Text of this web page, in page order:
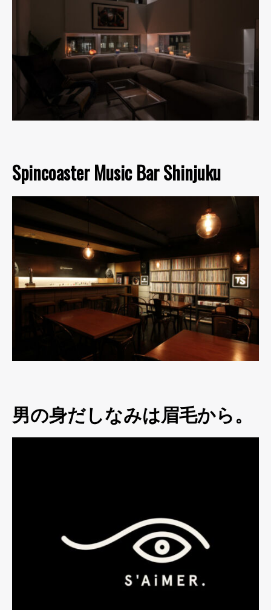
Spincoaster Music Bar Shinjuku
男の身だしなみは眉毛から。